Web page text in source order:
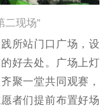
现场”
所站门口广场，设
好去处。广场上灯
聚一堂共同观赛，
者们提前布置好场